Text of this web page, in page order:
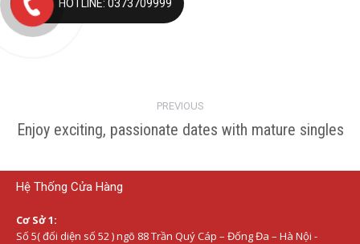
navigation
PREVIOUS
Previous
Enjoy exciting, passionate dates with mature singles
Hệ Thống Cửa Hàng
Cơ Sở 1:
Số 5( đối diện số 52 ) ngõ 88 Trần Quý Cáp – Đống Đa – Hà Nội -
HOTLINE: 0373709999